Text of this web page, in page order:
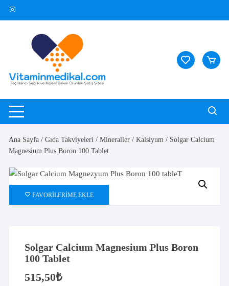
Skip
Ana Sayfa /Gıda Takviyeleri /Mineraller /Kalsiyum / Solgar Calcium
Magnesium Plus Boron 100 Tablet
FAVORILERIME EKLE
Solgar Calcium Magnesium Plus Boron
100 Tablet
515,50₺